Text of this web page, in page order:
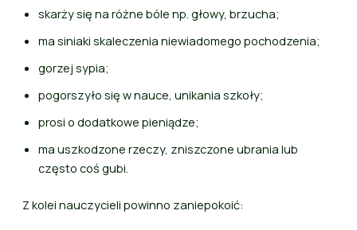
skarży się na różne bóle np. głowy, brzucha;
ma siniaki skaleczenia niewiadomego pochodzenia;
gorzej sypia;
pogorszyło się w nauce, unikania szkoły;
prosi o dodatkowe pieniądze;
ma uszkodzone rzeczy, zniszczone ubrania lub
często coś gubi.
Z kolei nauczycieli powinno zaniepokoić: